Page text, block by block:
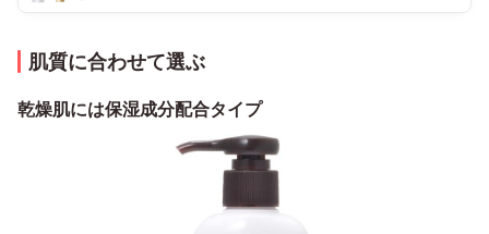
肌質に合わせて選ぶ
乾燥肌には保湿成分配合タイプ